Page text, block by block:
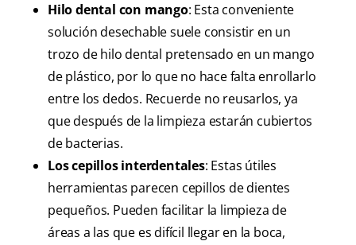
Hilo dental con mango: Esta conveniente
solución desechable suele consistir en un
trozo de hilo dental pretensado en un mango
de plástico, por lo que no hace falta enrollarlo
entre los dedos. Recuerde no reusarlos, ya
que después de la limpieza estarán cubiertos
de bacterias.
Los cepillos interdentales: Estas útiles
herramientas parecen cepillos de dientes
pequeños. Pueden facilitar la limpieza de
áreas a las que es difícil llegar en la boca,